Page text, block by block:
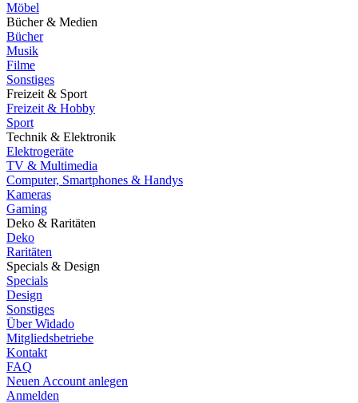
Möbel
Bücher & Medien
Bücher
Musik
Filme
Sonstiges
Freizeit & Sport
Freizeit & Hobby
Sport
Technik & Elektronik
Elektrogeräte
TV & Multimedia
Computer, Smartphones & Handys
Kameras
Gaming
Deko & Raritäten
Deko
Raritäten
Specials & Design
Specials
Design
Sonstiges
Über Widado
Mitgliedsbetriebe
Kontakt
FAQ
Neuen Account anlegen
Anmelden